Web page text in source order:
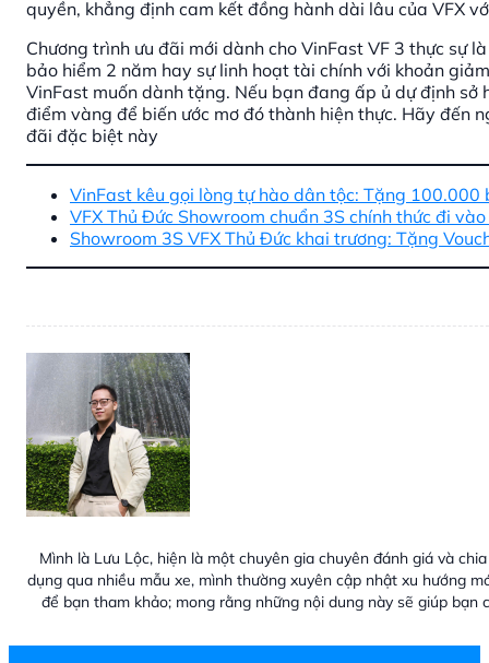
quyền, khẳng định cam kết đồng hành dài lâu của VFX
Chương trình ưu đãi mới dành cho VinFast VF 3 thực sự
bảo hiểm 2 năm hay sự linh hoạt tài chính với khoản
VinFast muốn dành tặng. Nếu bạn đang ấp ủ dự định
điểm vàng để biến ước mơ đó thành hiện thực. Hãy đến
đãi đặc biệt này
VinFast kêu gọi lòng tự hào dân tộc: Tặng 100.000
VFX Thủ Đức Showroom chuẩn 3S chính thức đi
Showroom 3S VFX Thủ Đức khai trương: Tặng
Mình là Lưu Lộc, hiện là một chuyên gia chuyên đánh giá và
dụng qua nhiều mẫu xe, mình thường xuyên cập nhật xu hướng
để bạn tham khảo; mong rằng những nội dung này sẽ giúp